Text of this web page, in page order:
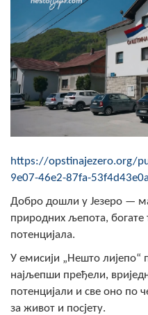
Занимљивости
Фотогалерија
О Начелнику
Замјеник
Извјештај о раду
Статут Општине
Скупштинско
Састав Скупштине
https://opstinajezero.org/
9e07-46e2-87fa-
Добро дошли у Језеро —
природних љепота, богате
потенцијала.
У емисији „Нешто лијепо“
најљепши пређели,
потенцијали и све оно по
за живот и посјету.